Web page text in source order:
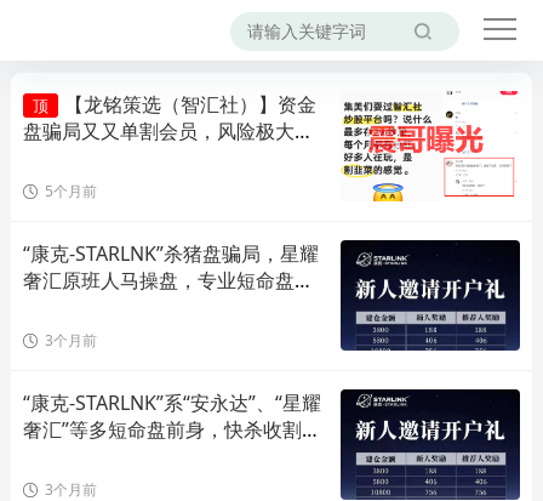
顶
【龙铭策选（智汇社）】资金
盘骗局又又单割会员，风险极大，
5个月前
“康克-STARLNK”杀猪盘骗局，星耀
奢汇原班人马操盘，专业短命盘团
3个月前
“康克-STARLNK”系“安永达”、“星耀
奢汇”等多短命盘前身，快杀收割无
3个月前